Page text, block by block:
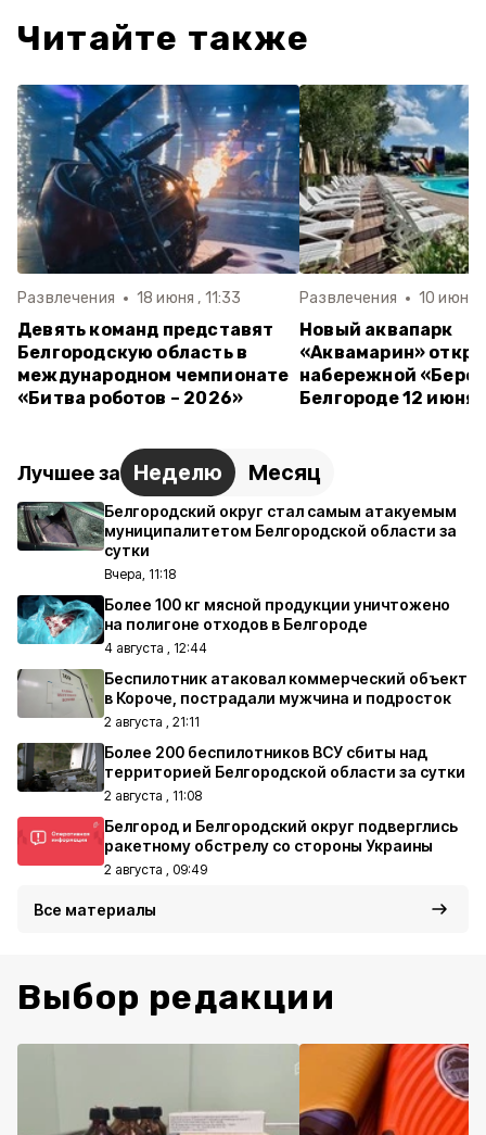
Читайте также
Развлечения 18 июня , 11:33
Девять команд представят
Белгородскую область в
международном чемпионате
«Битва роботов – 2026»
Развлечения 10 июня
Новый аквапарк
«Аквамарин»
набережной
Белгороде 12 июня
Лучшее за Неделю Месяц
Белгородский округ стал самым атакуемым
муниципалитетом Белгородской области за
сутки
Вчера, 11:18
Более 100 кг мясной продукции уничтожено
на полигоне отходов в Белгороде
4 августа , 12:44
Беспилотник атаковал коммерческий объект
в Короче, пострадали мужчина и подросток
2 августа , 21:11
Более 200 беспилотников ВСУ сбиты над
территорией Белгородской области за сутки
2 августа , 11:08
Белгород и Белгородский округ подверглись
ракетному обстрелу со стороны Украины
2 августа , 09:49
Все материалы
Выбор редакции